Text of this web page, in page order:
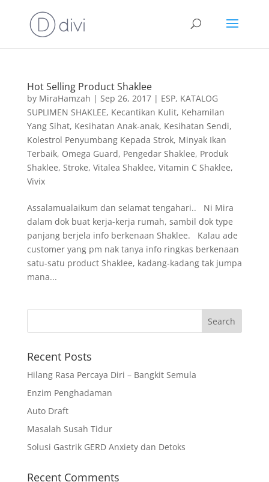
Hot Selling Product Shaklee
by MiraHamzah | Sep 26, 2017| ESP, KATALOG
SUPLIMEN SHAKLEE, Kecantikan Kulit, Kehamilan
Yang Sihat, Kesihatan Anak-anak, Kesihatan Sendi,
Kolestrol Penyumbang Kepada Strok, Minyak Ikan
Terbaik, Omega Guard, Pengedar Shaklee, Produk
Shaklee, Stroke, Vitalea Shaklee, Vitamin C Shaklee,
Vivix
Assalamualaikum dan selamat tengahari.. Ni Mira
dalam dok buat kerja-kerja rumah, sambil dok type
panjang berjela info berkenaan Shaklee. Kalau ade
customer yang pm nak tanya info ringkas berkenaan
satu-satu product Shaklee, kadang-kadang tak jumpa
mana...
Recent Posts
Hilang Rasa Percaya Diri – Bangkit Semula
Enzim Penghadaman
Auto Draft
Masalah Susah Tidur
Solusi Gastrik GERD Anxiety dan Detoks
Recent Comments